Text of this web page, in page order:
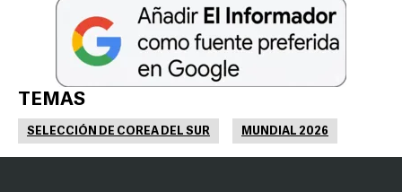
TEMAS
SELECCIÓN DE COREA DEL SUR MUNDIAL 2026